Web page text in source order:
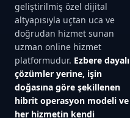
geliştirilmiş özel dijital
altyapısıyla uçtan uca ve
doğrudan hizmet sunan
uzman online hizmet
platformudur. Ezbere dayalı
çözümler yerine, işin
doğasına göre şekillenen
hibrit operasyon modeli ve
her hizmetin kendi